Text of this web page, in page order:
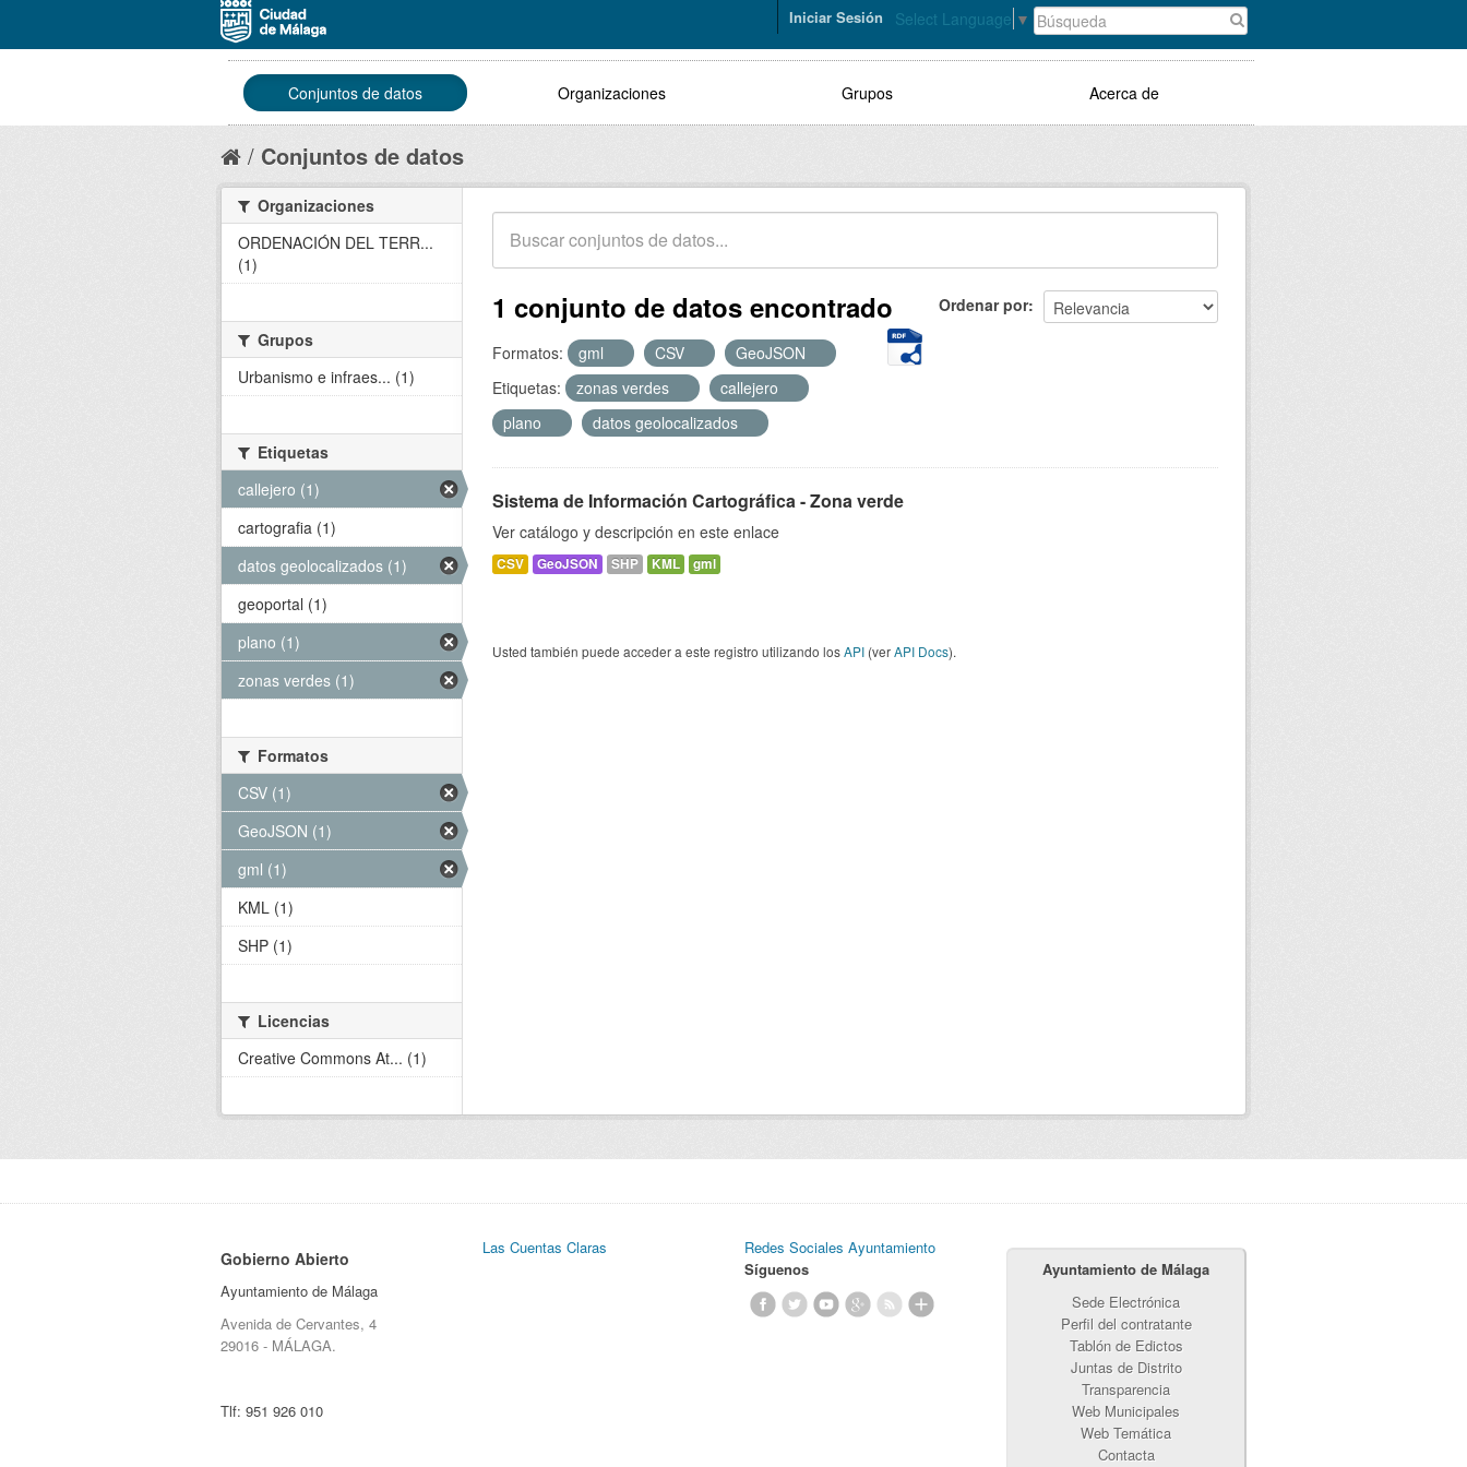
Select Language ▼
Iniciar Sesión
Conjuntos de datos Organizaciones Grupos Acerca de
Conjuntos de datos
Ordenar por
1 conjunto de datos encontrado
Formatos: gml CSV
GeoJSON
Etiquetas:
zonas verdes
callejero
plano
datos geolocalizados
Sistema de Información Cartográfica - Zona verde
Ver catálogo y descripción en este enlace
CSV GeoJSON SHP KML gml
Usted también puede acceder a este registro utilizando losAPI (verAPI Docs).
Organizaciones
ORDENACIÓN DEL TERR...
(1)
Grupos
Urbanismo e infraes... (1)
Etiquetas
callejero (1)
cartografia (1)
datos geolocalizados (1)
geoportal (1)
plano (1)
zonas verdes (1)
Formatos
CSV (1)
GeoJSON (1)
gml (1)
KML (1)
SHP (1)
Licencias
Creative Commons At... (1)
Gobierno Abierto
Ayuntamiento de Málaga
Avenida de Cervantes, 4
29016 - MÁLAGA.
Tlf: 951 926 010
Las Cuentas Claras
Redes Sociales Ayuntamiento
Síguenos
Ayuntamiento de Málaga
Sede Electrónica
Perfil del contratante
Tablón de Edictos
Juntas de Distrito
Transparencia
Web Municipales
Web Temática
Contacta